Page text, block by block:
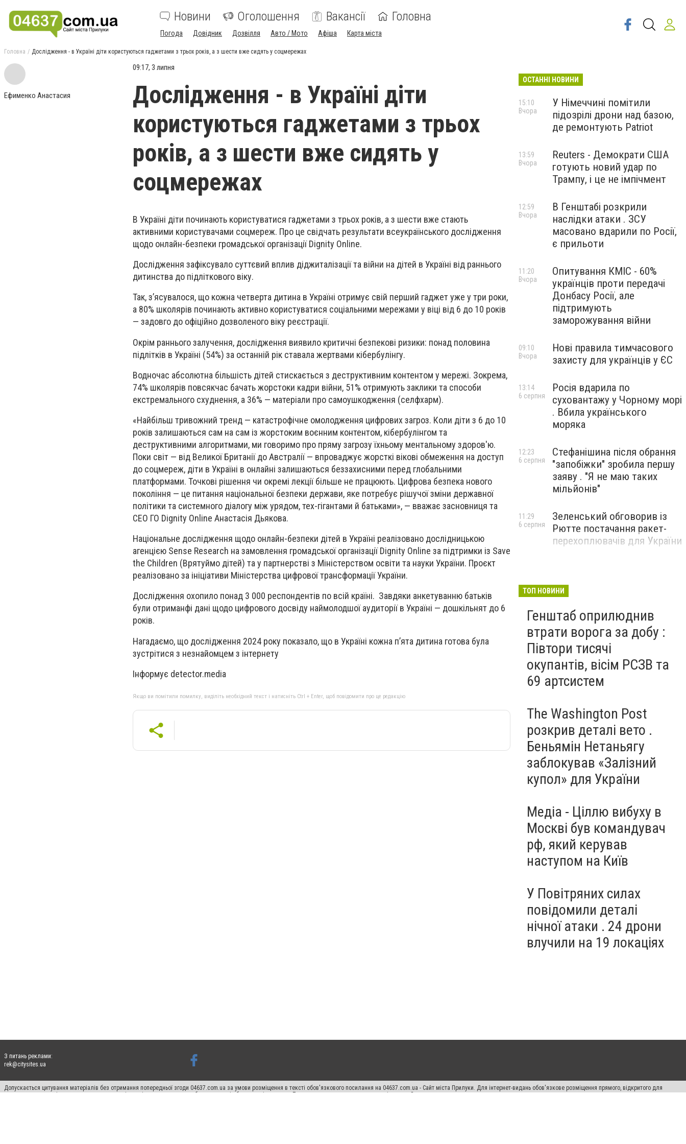
Новини Оголошення Вакансії Головна
Погода Довідник Дозвілля Авто / Мото Афіша Карта міста
Головна Дослідження - в Україні діти користуються гаджетами з трьох років, а з шести вже сидять у соцмережах
Ефименко Анастасия
09:17, 3 липня
Дослідження - в Україні діти
користуються гаджетами з трьох
років, а з шести вже сидять у
соцмережах
В Україні діти починають користуватися гаджетами з трьох років, а з шести вже стають
активними користувачами соцмереж. Про це свідчать результати всеукраїнського дослідження
щодо онлайн-безпеки громадської організації Dignity Online.
Дослідження зафіксувало суттєвий вплив діджиталізації та війни на дітей в Україні від раннього
дитинства до підліткового віку.
Так, з’ясувалося, що кожна четверта дитина в Україні отримує свій перший гаджет уже у три роки,
а 80% школярів починають активно користуватися соціальними мережами у віці від 6 до 10 років
— задовго до офіційно дозволеного віку реєстрації.
Окрім раннього залучення, дослідження виявило критичні безпекові ризики: понад половина
підлітків в Україні (54%) за останній рік ставала жертвами кібербулінгу.
Водночас абсолютна більшість дітей стискається з деструктивним контентом у мережі. Зокрема,
74% школярів повсякчас бачать жорстоки кадри війни, 51% отримують заклики та способи
екстремального схуднення, а 36% — матеріали про самоушкодження (селфхарм).
«Найбільш тривожний тренд — катастрофічне омолодження цифрових загроз. Коли діти з 6 до 10
років залишаються сам на сам із жорстоким воєнним контентом, кібербулінгом та
деструктивними алгоритмами, ми говоримо про пряму загрозу їхньому ментальному здоров'ю.
Поки світ — від Великої Британії до Австралії — впроваджує жорсткі вікові обмеження на доступ
до соцмереж, діти в Україні в онлайні залишаються беззахисними перед глобальними
платформами. Точкові рішення чи окремі лекції більше не працюють. Цифрова безпека нового
покоління — це питання національної безпеки держави, яке потребує рішучої зміни державної
політики та системного діалогу між урядом, тех-гігантами й батьками», — вважає засновниця та
СЕО ГО Dignity Online Анастасія Дьякова.
Національне дослідження щодо онлайн-безпеки дітей в Україні реалізовано дослідницькою
агенцією Sense Research на замовлення громадської організації Dignity Online за підтримки із Save
the Children (Врятуймо дітей) та у партнерстві з Міністерством освіти та науки України. Проєкт
реалізовано за ініціативи Міністерства цифрової трансформації України.
Дослідження охопило понад 3 000 респондентів по всій країні. Завдяки анкетуванню батьків
були отриманфі дані щодо цифрового досвіду наймолодшої аудиторії в Україні — дошкільнят до 6
років.
Нагадаємо, що дослідження 2024 року показало, що в Україні кожна п’ята дитина готова була
зустрітися з незнайомцем з інтернету
Інформує detector.media
Якщо ви помітили помилку, виділіть необхідний текст і натисніть Ctrl + Enter, щоб повідомити про це редакцію
ОСТАННІ НОВИНИ
У Німеччині помітили
підозрілі дрони над базою,
де ремонтують Patriot
15:10
Вчора
Reuters - Демократи США
готують новий удар по
Трампу, і це не імпічмент
13:59
Вчора
В Генштабі розкрили
наслідки атаки . ЗСУ
масовано вдарили по Росії,
є прильоти
12:59
Вчора
Опитування КМІС - 60%
українців проти передачі
Донбасу Росії, але
підтримують
заморожування війни
11:20
Вчора
Нові правила тимчасового
захисту для українців у ЄС
09:10
Вчора
Росія вдарила по
суховантажу у Чорному морі
. Вбила українського
моряка
13:14
6 серпня
Стефанішина після обрання
"запобіжки" зробила першу
заяву . "Я не маю таких
мільйонів"
12:23
6 серпня
Зеленський обговорив із
Рютте постачання ракет-
перехоплювачів для України
11:29
6 серпня
ТОП НОВИНИ
Генштаб оприлюднив
втрати ворога за добу :
Півтори тисячі
окупантів, вісім РСЗВ та
69 артсистем
The Washington Post
розкрив деталі вето .
Беньямін Нетаньягу
заблокував «Залізний
купол» для України
Медіа - Ціллю вибуху в
Москві був командувач
рф, який керував
наступом на Київ
У Повітряних силах
повідомили деталі
нічної атаки . 24 дрони
влучили на 19 локаціях
З питань реклами:
rek@citysites.ua
Допускається цитування матеріалів без отримання попередньої згоди 04637.com.ua за умови розміщення в тексті обов'язкового посилання на 04637.com.ua - Сайт міста Прилуки. Для інтернет-видань обов'язкове розміщення прямого, відкритого для
пошукових систем гіперпосилання на цитовані статті не нижче другого абзацу в тексті або в якості джерела. Порушення виняткових прав переслідується Законом.